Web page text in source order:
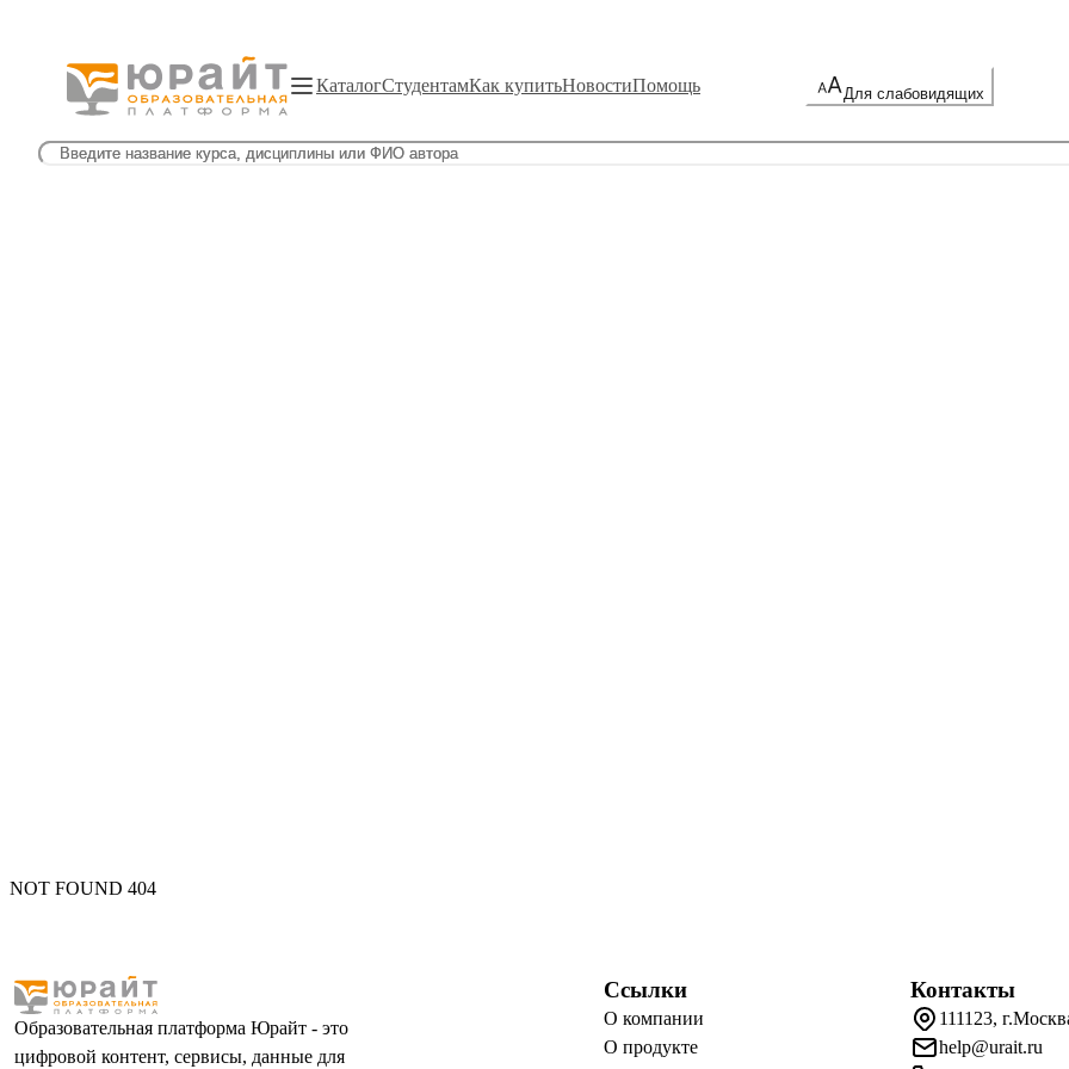
КаталогСтудентамКак купитьНовостиПомощь Для слабовидящих
NOT FOUND 404
Образовательная платформа Юрайт - это
цифровой контент, сервисы, данные для
Ссылки
О компании
О продукте
Контакты
111123,
help@urait.ru